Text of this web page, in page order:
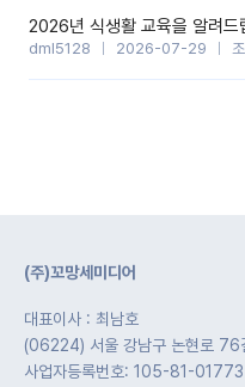
2026년 식생활 교육을 알려드
dml5128 2026-07-29
(주)꼬망세미디어
대표이사 : 최남호
(06224) 서울 강남구 논현로 76
사업자등록번호: 105-81-01773